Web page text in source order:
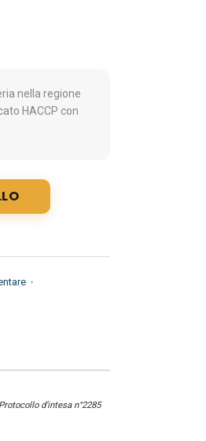
nella regione
HACCP con
d’intesa n°2285